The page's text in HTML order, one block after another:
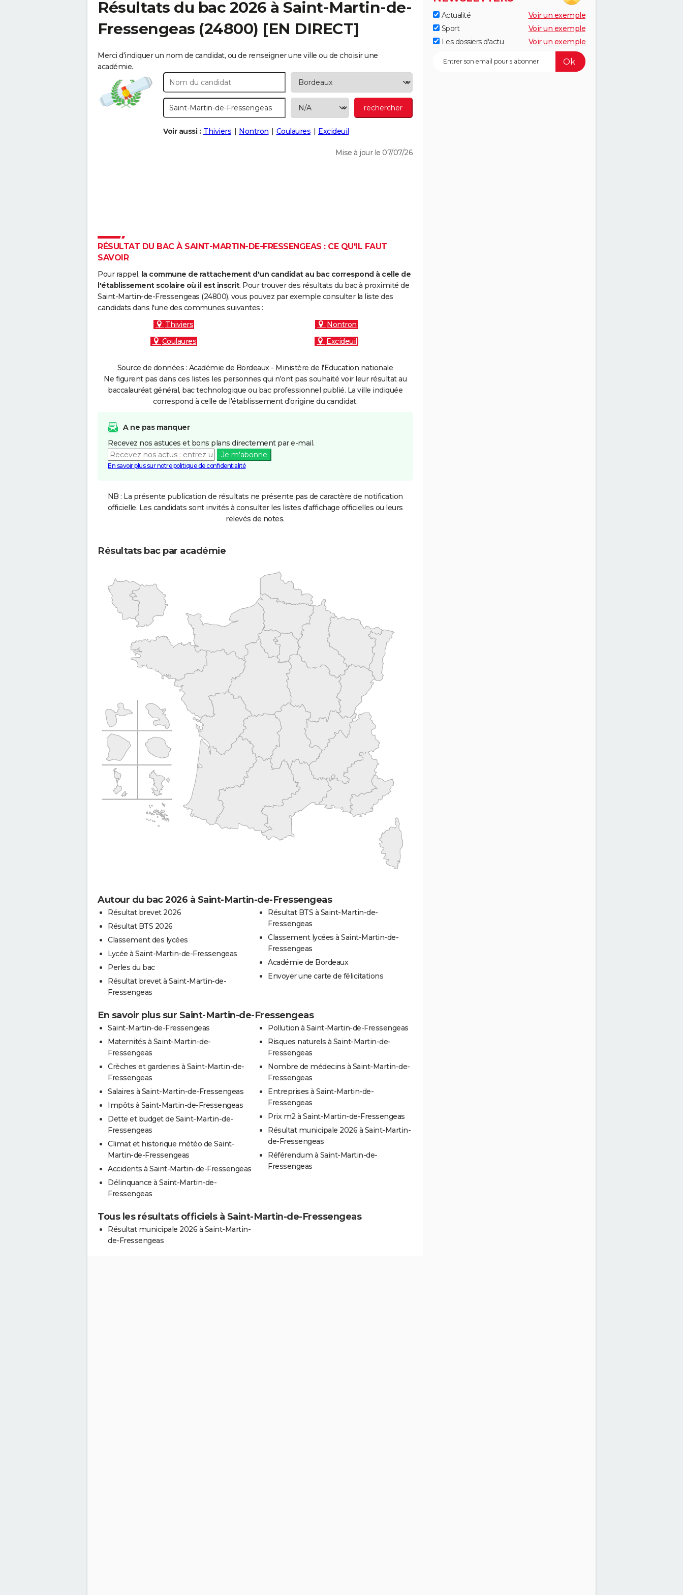
Résultats du bac 2026 à Saint-Martin-de-
Fressengeas (24800) [EN DIRECT]
Merci d'indiquer un nom de candidat, ou de renseigner une ville ou de choisir une
académie.
Voir aussi : Thiviers Nontron Coulaures Excideuil
Mise à jour le 07/07/26
RÉSULTAT DU BAC À SAINT-MARTIN-DE-FRESSENGEAS : CE QU'IL FAUT
SAVOIR
Pour rappel, la commune de rattachement d'un candidat au bac correspond à celle de
l'établissement scolaire où il est inscrit. Pour trouver des résultats du bac à proximité de
Saint-Martin-de-Fressengeas (24800), vous pouvez par exemple consulter la liste des
candidats dans l'une des communes suivantes :
Thiviers
Nontron
Coulaures
Excideuil
Source de données : Académie de Bordeaux - Ministère de l'Education nationale
Ne figurent pas dans ces listes les personnes qui n'ont pas souhaité voir leur résultat au
baccalauréat général, bac technologique ou bac professionnel publié. La ville indiquée
correspond à celle de l'établissement d'origine du candidat.
A ne pas manquer
Recevez nos astuces et bons plans directement par e-mail.
Je m'abonne
En savoir plus sur notre politique de confidentialité
NB : La présente publication de résultats ne présente pas de caractère de notification
officielle. Les candidats sont invités à consulter les listes d'affichage officielles ou leurs
relevés de notes.
Résultats bac par académie
Autour du bac 2026 à Saint-Martin-de-Fressengeas
Résultat brevet 2026
Résultat BTS 2026
Classement des lycées
Lycée à Saint-Martin-de-Fressengeas
Perles du bac
Résultat brevet à Saint-Martin-de-
Fressengeas
Résultat BTS à Saint-Martin-de-
Fressengeas
Classement lycées à Saint-Martin-de-
Fressengeas
Académie de Bordeaux
Envoyer une carte de félicitations
En savoir plus sur Saint-Martin-de-Fressengeas
Saint-Martin-de-Fressengeas
Maternités à Saint-Martin-de-
Fressengeas
Crèches et garderies à Saint-Martin-de-
Fressengeas
Salaires à Saint-Martin-de-Fressengeas
Impôts à Saint-Martin-de-Fressengeas
Dette et budget de Saint-Martin-de-
Fressengeas
Climat et historique météo de Saint-
Martin-de-Fressengeas
Accidents à Saint-Martin-de-Fressengeas
Délinquance à Saint-Martin-de-
Fressengeas
Pollution à Saint-Martin-de-Fressengeas
Risques naturels à Saint-Martin-de-
Fressengeas
Nombre de médecins à Saint-Martin-de-
Fressengeas
Entreprises à Saint-Martin-de-
Fressengeas
Prix m2 à Saint-Martin-de-Fressengeas
Résultat municipale 2026 à Saint-Martin-
de-Fressengeas
Référendum à Saint-Martin-de-
Fressengeas
Tous les résultats officiels à Saint-Martin-de-Fressengeas
Résultat municipale 2026 à Saint-Martin-
de-Fressengeas
Actualité
Voir un exemple
Sport
Voir un exemple
Les dossiers d'actu
Voir un exemple